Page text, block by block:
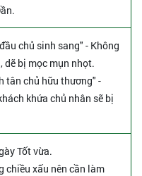
chủ sinh sang" - Không
dẽ bị mọc mụn nhọt.
tân chủ hữu thương" -
khứa chủ nhân sẽ bị
Tốt vừa.
chiều xấu nên cần làm